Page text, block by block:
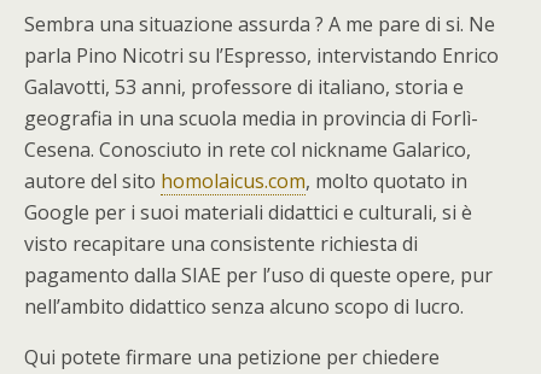
Sembra una situazione assurda ? A me pare di si. Ne
parla Pino Nicotri su l’Espresso, intervistando Enrico
Galavotti, 53 anni, professore di italiano, storia e
geografia in una scuola media in provincia di Forlì-
Cesena. Conosciuto in rete col nickname Galarico,
autore del sito homolaicus.com, molto quotato in
Google per i suoi materiali didattici e culturali, si è
visto recapitare una consistente richiesta di
pagamento dalla SIAE per l’uso di queste opere, pur
nell’ambito didattico senza alcuno scopo di lucro.
Qui potete firmare una petizione per chiedere